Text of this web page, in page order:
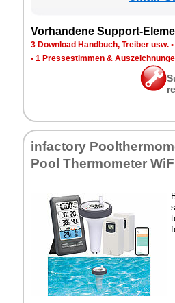
Vor­han­de­ne Sup­port-
3 Down­load Hand­buch, Trei­ber usw. •
• 1 Pres­se­stim­men &
in­fac­to­ry
Pool Ther­mo­me­ter